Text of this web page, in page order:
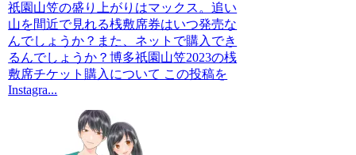
祇園山笠の盛り上がりはマックス。追い
山を間近で見れる桟敷席券はいつ発売な
んでしょうか？また、ネットで購入でき
るんでしょうか？博多祇園山笠2023の桟
敷席チケット購入について この投稿を
Instagra...